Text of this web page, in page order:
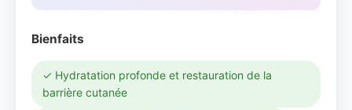
Bienfaits
✓ Hydratation profonde et restauration de la
barrière cutanée